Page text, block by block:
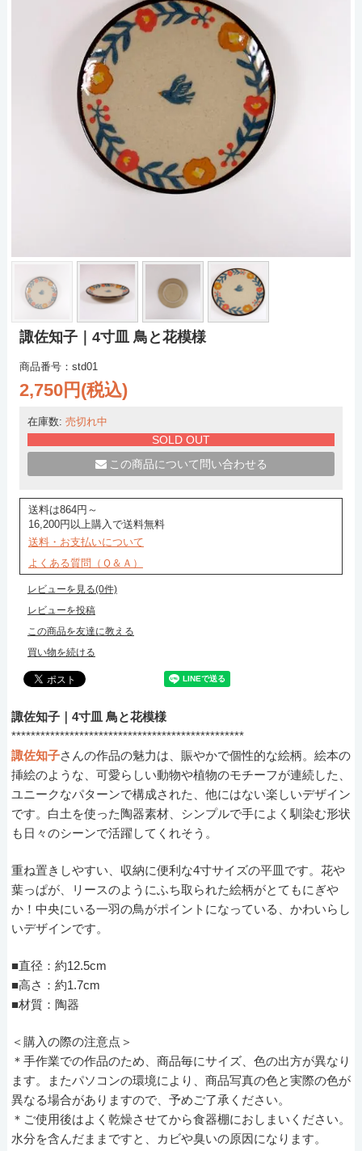
諏佐知子｜4寸皿 鳥と花模様
商品番号：std01
2,750円(税込)
在庫数: 売切れ中
SOLD OUT
この商品について問い合わせる
送料は864円～
16,200円以上購入で送料無料
送料・お支払いについて
よくある質問（Ｑ＆Ａ）
レビューを見る(0件)
レビューを投稿
この商品を友達に教える
買い物を続ける
諏佐知子｜4寸皿 鳥と花模様
************************************************
諏佐知子さんの作品の魅力は、賑やかで個性的な絵柄。絵本の
挿絵のような、可愛らしい動物や植物のモチーフが連続した、
ユニークなパターンで構成された、他にはない楽しいデザイン
です。白土を使った陶器素材、シンプルで手によく馴染む形状
も日々のシーンで活躍してくれそう。
重ね置きしやすい、収納に便利な4寸サイズの平皿です。花や
葉っぱが、リースのようにふち取られた絵柄がとてもにぎや
か！中央にいる一羽の鳥がポイントになっている、かわいらし
いデザインです。
■直径：約12.5cm
■高さ：約1.7cm
■材質：陶器
＜購入の際の注意点＞
＊手作業での作品のため、商品毎にサイズ、色の出方が異なり
ます。またパソコンの環境により、商品写真の色と実際の色が
異なる場合がありますので、予めご了承ください。
＊ご使用後はよく乾燥させてから食器棚におしまいください。
水分を含んだままですと、カビや臭いの原因になります。